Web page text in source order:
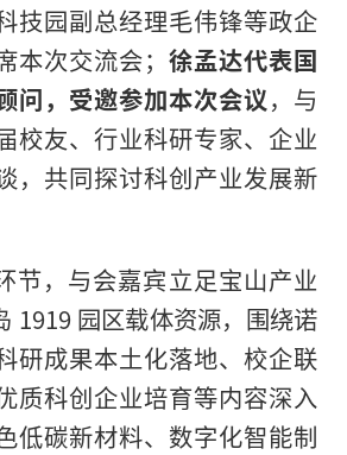
技园副总经理毛伟锋等政企
本次交流会； 徐孟达代表国
问，受邀参加本次会议，与
校友、行业科研专家、企业
，共同探讨科创产业发展新
节，与会嘉宾立足宝山产业
1919 园区载体资源，围绕诺
研成果本土化落地、校企联
质科创企业培育等内容深入
低碳新材料、数字化智能制